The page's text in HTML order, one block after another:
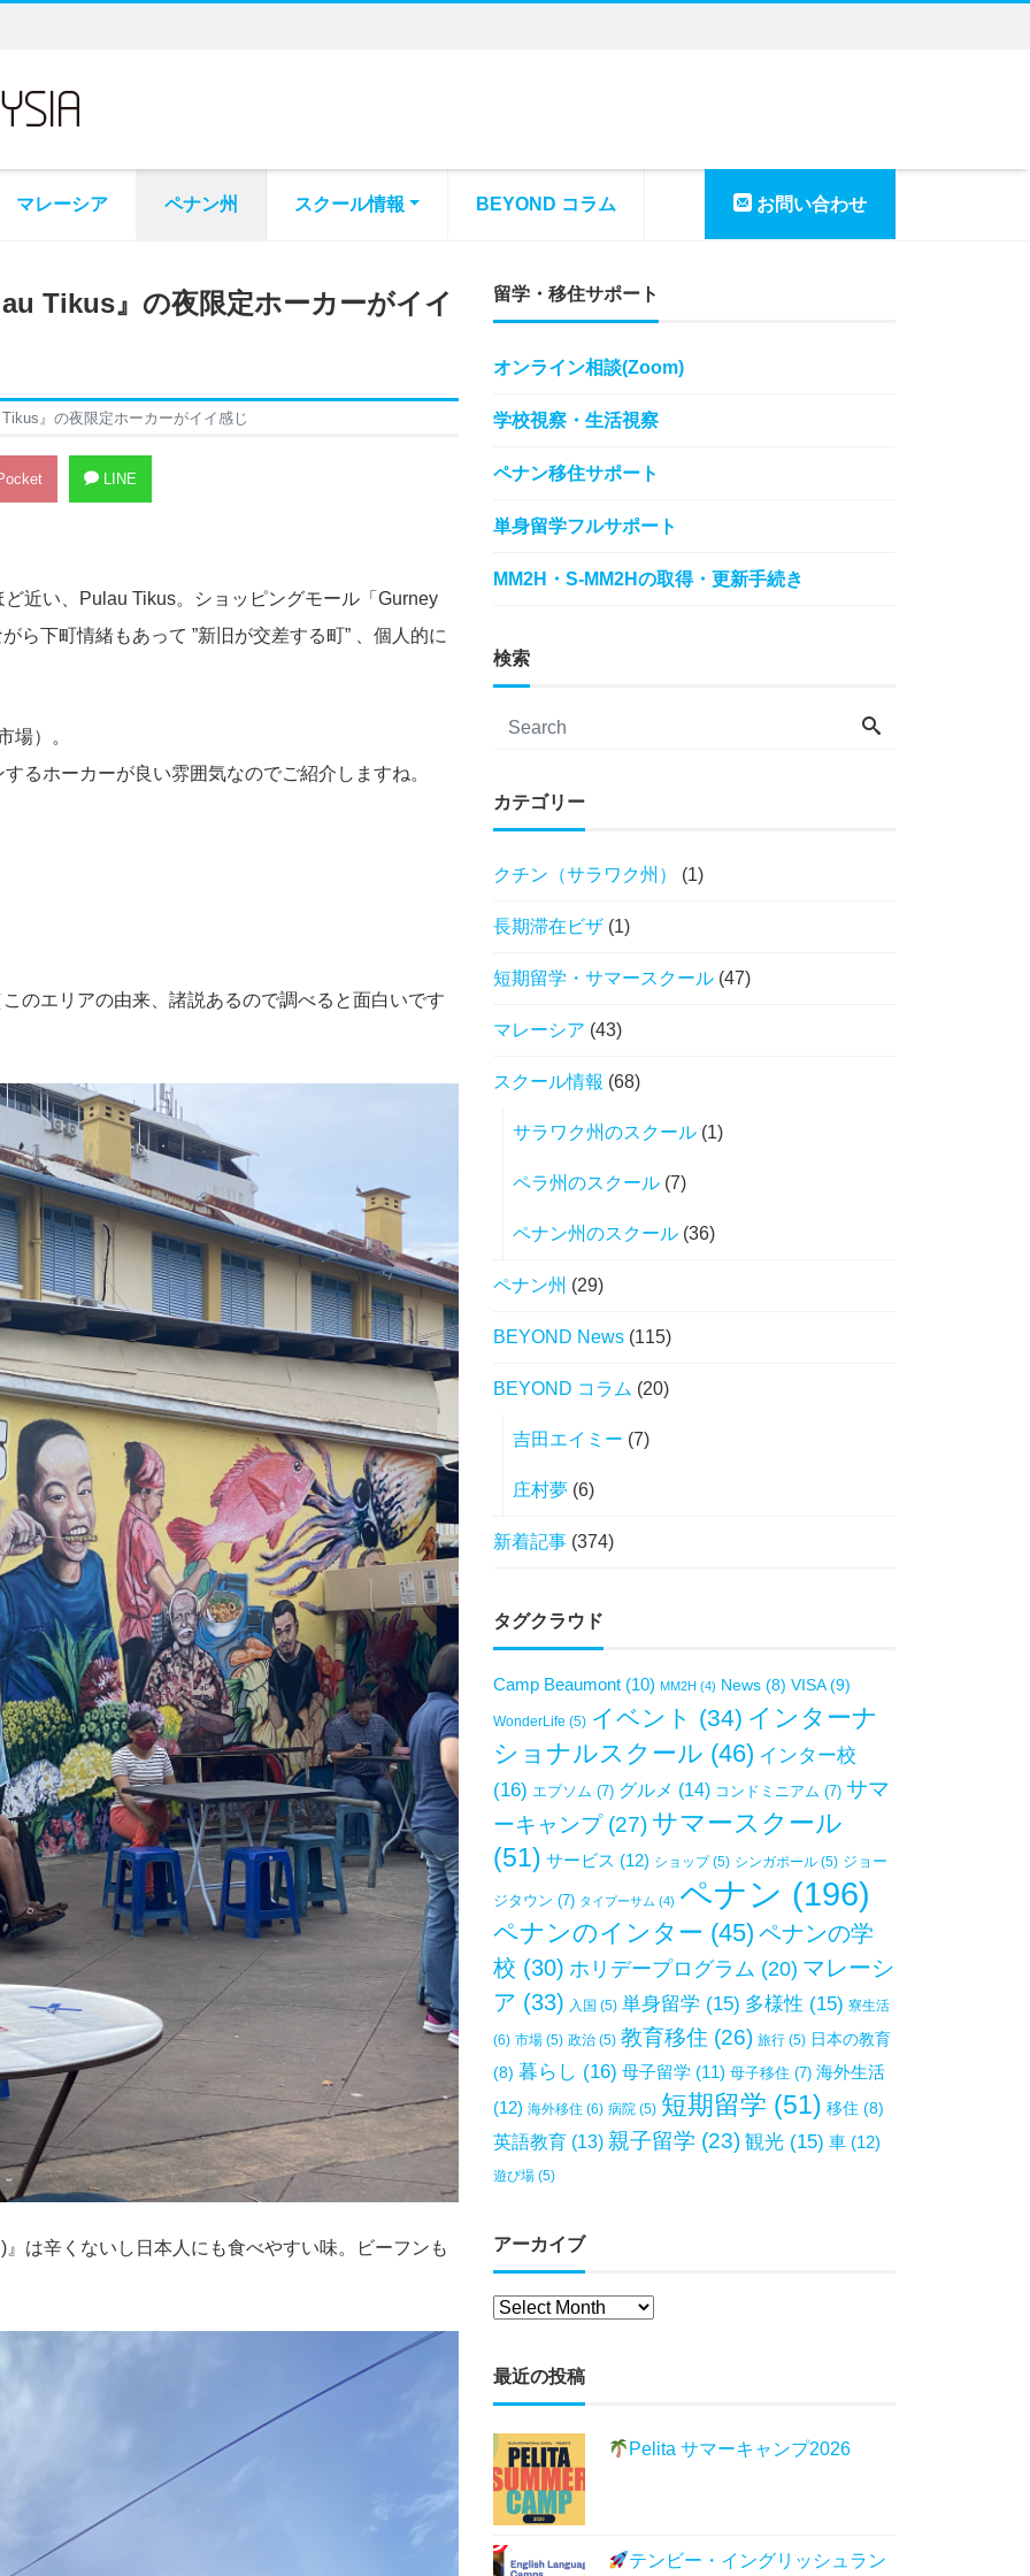
マレーシア ペナン州 スクール情報 BEYOND コラム お問い合わせ
Tikus』の夜限定ホーカーがイイ
』の夜限定ホーカーがイイ感じ
LINE
近い、Pulau Tikus。ショッピングモール「Gurney
ら下町情緒もあって ”新旧が交差する町” 、個人的に
場）。
るホーカーが良い雰囲気なのでご紹介しますね。
のエリアの由来、諸説あるので調べると面白いです
は辛くないし日本人にも食べやすい味。ビーフンも
留学・移住サポート
オンライン相談(Zoom)
学校視察・生活視察
ペナン移住サポート
単身留学フルサポート
MM2H・S-MM2Hの取得・更新手続き
検索
カテゴリー
クチン（サラワク州） (1)
長期滞在ビザ (1)
短期留学・サマースクール (47)
マレーシア (43)
スクール情報 (68)
サラワク州のスクール (1)
ペラ州のスクール (7)
ペナン州のスクール (36)
ペナン州 (29)
BEYOND News (115)
BEYOND コラム (20)
吉田エイミー (7)
庄村夢 (6)
新着記事 (374)
タグクラウド
Camp Beaumont (10) MM2H (4) News (8) VISA(9)
WonderLife (5) イベント (34) インターナ
ショナルスクール (46) インター校
(16) エプソム (7) グルメ (14) コンドミニアム (7) サマ
ーキャンプ(27) サマースクール
(51) サービス (12) ショップ(5) シンガポール (5) ジョー
ジタウン (7) タイプーサム (4) ペナン (196)
ペナンのインター (45) ペナンの学
校 (30) ホリデープログラム (20) マレーシ
ア (33) 入国 (5) 単身留学 (15) 多様性 (15) 寮生活
(6) 市場 (5) 政治 (5) 教育移住 (26) 旅行 (5) 日本の教育
(8) 暮らし (16) 母子留学 (11) 母子移住 (7) 海外生活
(12) 海外移住 (6) 病院 (5) 短期留学 (51) 移住 (8)
英語教育 (13) 親子留学 (23) 観光 (15) 車 (12)
遊び場 (5)
アーカイブ
最近の投稿
Pelita サマーキャンプ2026
テンビー・イングリッシュラン